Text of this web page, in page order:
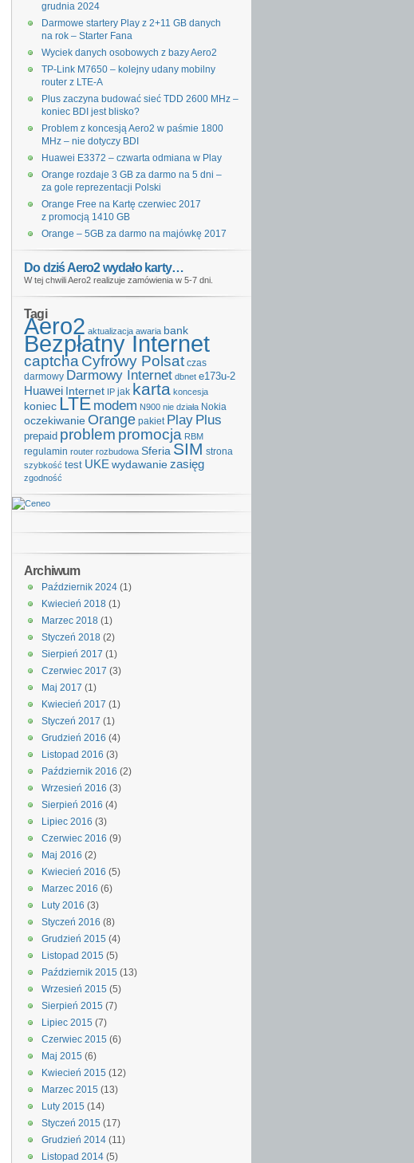
grudnia 2024
Darmowe startery Play z 2+11 GB danych
na rok – Starter Fana
Wyciek danych osobowych z bazy Aero2
TP-Link M7650 – kolejny udany mobilny
router z LTE-A
Plus zaczyna budować sieć TDD 2600 MHz –
koniec BDI jest blisko?
Problem z koncesją Aero2 w paśmie 1800
MHz – nie dotyczy BDI
Huawei E3372 – czwarta odmiana w Play
Orange rozdaje 3 GB za darmo na 5 dni –
za gole reprezentacji Polski
Orange Free na Kartę czerwiec 2017
z promocją 1410 GB
Orange – 5GB za darmo na majówkę 2017
Do dziś Aero2 wydało karty…
W tej chwili Aero2 realizuje zamówienia w 5-7 dni.
Tagi
Aero2 aktualizacja awaria bank
Bezpłatny Internet
captcha Cyfrowy Polsat czas
darmowy Darmowy Internet dbnet e173u-2
Huawei Internet IP jak karta koncesja
koniec LTE modem N900 nie działa Nokia
oczekiwanie Orange pakiet Play Plus
prepaid problem promocja RBM
regulamin router rozbudowa Sferia SIM strona
szybkość test UKE wydawaniezasięg
zgodność
Archiwum
Październik 2024 (1)
Kwiecień 2018 (1)
Marzec 2018 (1)
Styczeń 2018 (2)
Sierpień 2017 (1)
Czerwiec 2017 (3)
Maj 2017 (1)
Kwiecień 2017 (1)
Styczeń 2017 (1)
Grudzień 2016 (4)
Listopad 2016 (3)
Październik 2016 (2)
Wrzesień 2016 (3)
Sierpień 2016 (4)
Lipiec 2016 (3)
Czerwiec 2016 (9)
Maj 2016 (2)
Kwiecień 2016 (5)
Marzec 2016 (6)
Luty 2016 (3)
Styczeń 2016 (8)
Grudzień 2015 (4)
Listopad 2015 (5)
Październik 2015 (13)
Wrzesień 2015 (5)
Sierpień 2015 (7)
Lipiec 2015 (7)
Czerwiec 2015 (6)
Maj 2015 (6)
Kwiecień 2015 (12)
Marzec 2015 (13)
Luty 2015 (14)
Styczeń 2015 (17)
Grudzień 2014 (11)
Listopad 2014 (5)